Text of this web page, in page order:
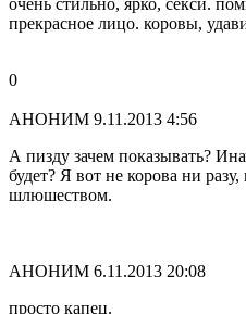
очень стильно, ярко, секси.
прекрасное лицо. коровы,
0
АНОНИМ 9.11.2013 4:56
А пизду зачем показывать?
будет? Я вот не корова ни
шлюшеством.
АНОНИМ 6.11.2013 20:08
просто капец.